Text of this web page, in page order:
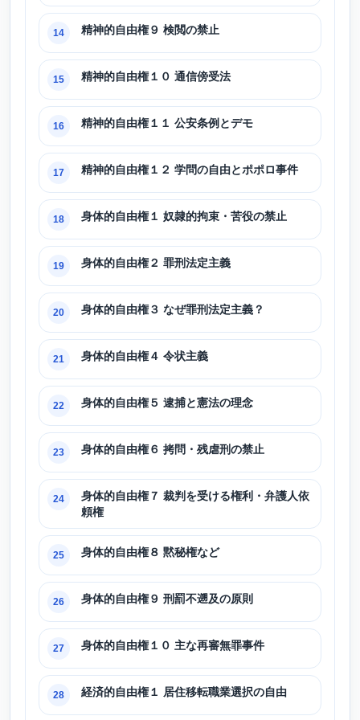
14 精神的自由権９ 検閲の禁止
15 精神的自由権１０ 通信傍受法
16 精神的自由権１１ 公安条例とデモ
17 精神的自由権１２ 学問の自由とポポロ事件
18 身体的自由権１ 奴隷的拘束・苦役の禁止
19 身体的自由権２ 罪刑法定主義
20 身体的自由権３ なぜ罪刑法定主義？
21 身体的自由権４ 令状主義
22 身体的自由権５ 逮捕と憲法の理念
23 身体的自由権６ 拷問・残虐刑の禁止
24
身体的自由権７ 裁判を受ける権利・弁護人依
頼権
25 身体的自由権８ 黙秘権など
26 身体的自由権９ 刑罰不遡及の原則
27 身体的自由権１０ 主な再審無罪事件
28 経済的自由権１ 居住移転職業選択の自由